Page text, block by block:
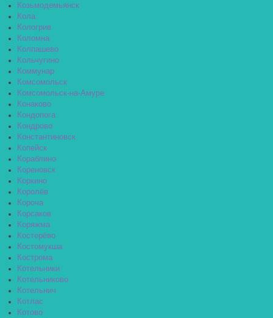
Козьмодемьянск
Кола
Кологрив
Коломна
Колпашево
Кольчугино
Коммунар
Комсомольск
Комсомольск-на-Амуре
Конаково
Кондопога
Кондрово
Константиновск
Копейск
Кораблино
Кореновск
Коркино
Королёв
Короча
Корсаков
Коряжма
Костерёво
Костомукша
Кострома
Котельники
Котельниково
Котельнич
Котлас
Котово